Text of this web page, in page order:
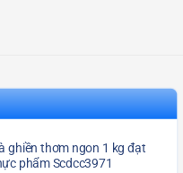
ghiền thơm ngon 1 kg đạt
phẩm Scdcc3971